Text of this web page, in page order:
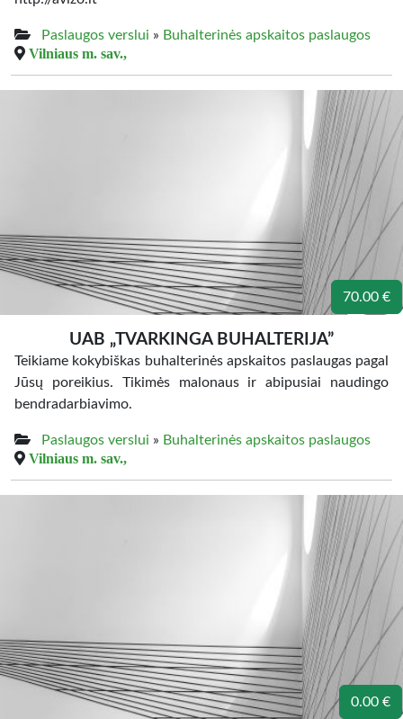
Paslaugos verslui » Buhalterinės apskaitos paslaugos
Vilniaus m. sav.,
70.00 €
UAB „TVARKINGA BUHALTERIJA”
Teikiame kokybiškas buhalterinės apskaitos paslaugas pagal
Jūsų poreikius. Tikimės malonaus ir abipusiai naudingo
bendradarbiavimo.
Paslaugos verslui » Buhalterinės apskaitos paslaugos
Vilniaus m. sav.,
0.00 €